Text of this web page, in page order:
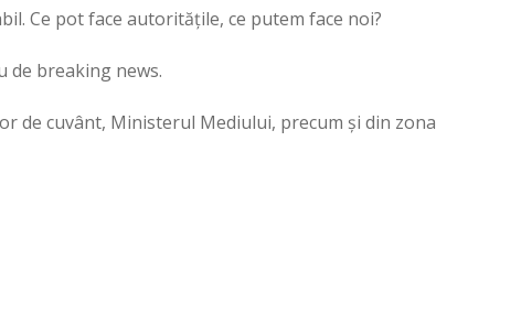
Ce pot face autoritățile, ce putem face noi?
de breaking news.
de cuvânt, Ministerul Mediului, precum și din zona